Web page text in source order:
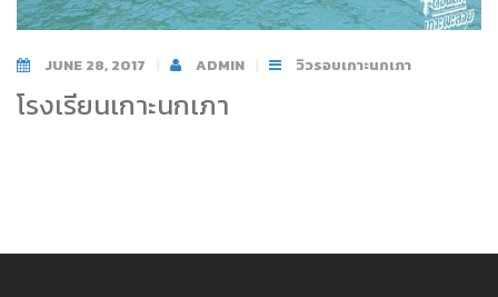
JUNE 28, 2017 ADMIN วิวรอบเกาะนกเภา
โรงเรียนเกาะนกเภา